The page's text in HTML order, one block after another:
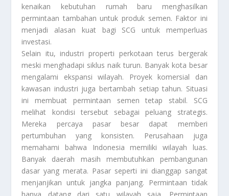
kenaikan kebutuhan rumah baru menghasilkan
permintaan tambahan untuk produk semen. Faktor ini
menjadi alasan kuat bagi SCG untuk memperluas
investasi.
Selain itu, industri properti perkotaan terus bergerak
meski menghadapi siklus naik turun. Banyak kota besar
mengalami ekspansi wilayah. Proyek komersial dan
kawasan industri juga bertambah setiap tahun. Situasi
ini membuat permintaan semen tetap stabil. SCG
melihat kondisi tersebut sebagai peluang strategis.
Mereka percaya pasar besar dapat memberi
pertumbuhan yang konsisten. Perusahaan juga
memahami bahwa Indonesia memiliki wilayah luas.
Banyak daerah masih membutuhkan pembangunan
dasar yang merata. Pasar seperti ini dianggap sangat
menjanjikan untuk jangka panjang. Permintaan tidak
hanya datang dari satu wilayah saja. Permintaan